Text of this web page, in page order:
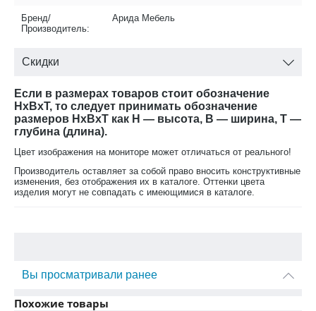
Бренд/
Производитель:
Арида Мебель
Скидки
Если в размерах товаров стоит обозначение
HxBxT, то следует принимать обозначение
размеров HxBxT как H — высота, B — ширина, T —
глубина (длина).
Цвет изображения на мониторе может отличаться от реального!
Производитель оставляет за собой право вносить конструктивные
изменения, без отображения их в каталоге. Оттенки цвета
изделия могут не совпадать с имеющимися в каталоге.
Вы просматривали ранее
Похожие товары